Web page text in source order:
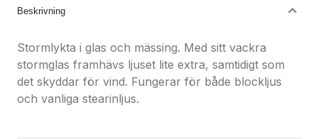
Beskrivning
Stormlykta i glas och mässing. Med sitt vackra
stormglas framhävs ljuset lite extra, samtidigt som
det skyddar för vind. Fungerar för både blockljus
och vanliga stearinljus.